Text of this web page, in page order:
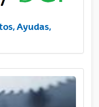
Ayudas,